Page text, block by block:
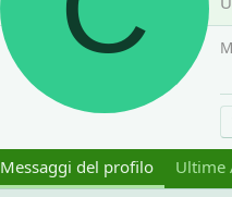
Messaggi del profilo Ultime